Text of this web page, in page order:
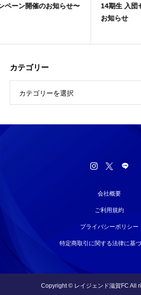
〜
14期生 入団セレクション の
カテゴリー
カテゴリーを選択
会社概要
ご利用規約
プライバシーポリシー
特定商取引に関する法律に基
Copyright © レイジェンド滋賀FC All